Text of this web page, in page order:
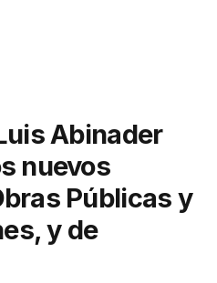
Abinader
nuevos
Públicas y
y de